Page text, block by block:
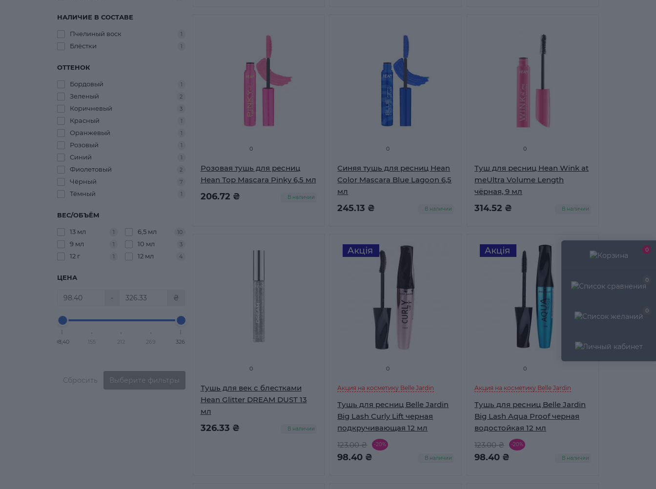
0
0
0
НАЛИЧИЕ В СОСТАВЕ
Пчелиный воск 1
Блёстки 1
ОТТЕНОК
Бордовый 1
Зеленый 2
Коричневый 3
Красный 1
Оранжевый 1
Розовый 1
Синий 1
Фиолетовый 2
Чёрный 7
Тёмный 1
ВЕС/ОБЪЁМ
13 мл 1 6,5 мл 10
9 мл 1 10 мл 3
12 г 1 12 мл 4
ЦЕНА
- ₴
98,40 155 212 269 326
Сбросить Выберите фильтры
0
Розовая тушь для ресниц
Hean Top Mascara Pinky 6,5 мл
206.72 ₴ В наличии
0
Синяя тушь для ресниц Hean
Color Mascara Blue Lagoon 6,5
мл
245.13 ₴ В наличии
0
Туш для ресниц Hean Wink at
meUltra Volume Length
чёрная, 9 мл
314.52 ₴ В наличии
0
Тушь для век с блестками
Hean Glitter DREAM DUST 13
мл
326.33 ₴ В наличии
0
Акция на косметику Belle Jardin
Тушь для ресниц Belle Jardin
Big Lash Curly Lift черная
подкручивающая 12 мл
123.00 ₴
-20%
98.40 ₴ В наличии
0
Акция на косметику Belle Jardin
Тушь для ресниц Belle Jardin
Big Lash Aqua Proof черная
водостойкая 12 мл
123.00 ₴
-20%
98.40 ₴ В наличии